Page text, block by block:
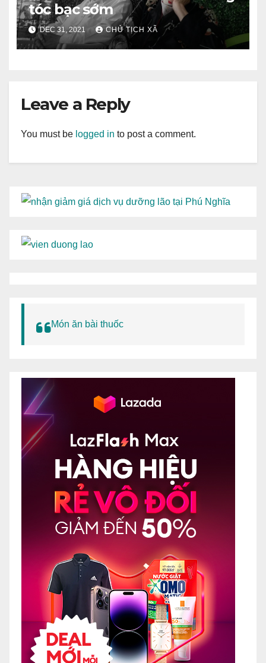
tóc bạc sớm
DEC 31, 2021 CHỦ TỊCH XÃ
Leave a Reply
You must be logged in to post a comment.
Món ăn bài thuốc